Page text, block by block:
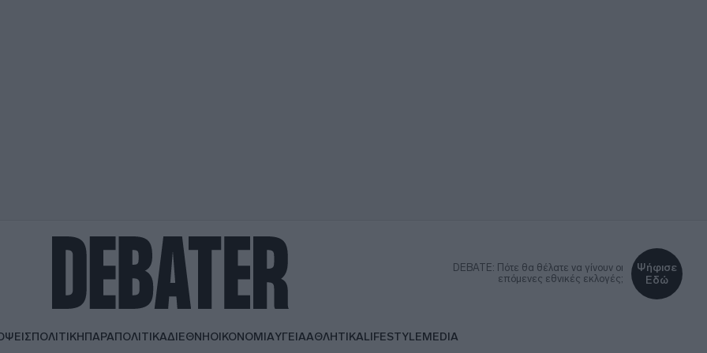
DEBATE: Πότε θα θέλατε να γίνουν οι
επόμενες εθνικές εκλογές;
Ψήφισε
Εδώ
ΠΟΛΙΤΙΚΗΠΑΡΑΠΟΛΙΤΙΚΑΔΙΕΘΝΗΟΙΚΟΝΟΜΙΑΥΓΕΙΑΑΘΛΗΤΙΚΑLIFESTYLEMEDIA